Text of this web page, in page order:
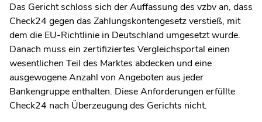
Das Gericht schloss sich der Auffassung des vzbv an, dass
Check24 gegen das Zahlungskontengesetz verstieß, mit
dem die EU-Richtlinie in Deutschland umgesetzt wurde.
Danach muss ein zertifiziertes Vergleichsportal einen
wesentlichen Teil des Marktes abdecken und eine
ausgewogene Anzahl von Angeboten aus jeder
Bankengruppe enthalten. Diese Anforderungen erfüllte
Check24 nach Überzeugung des Gerichts nicht.